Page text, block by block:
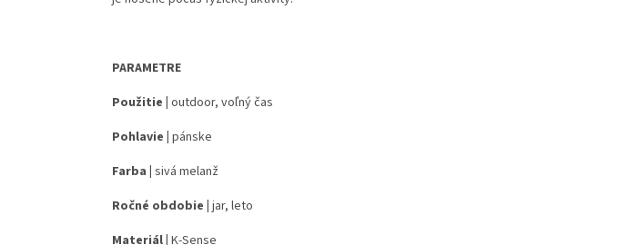
PARAMETRE
Použitie | outdoor, voľný čas
Pohlavie | pánske
Farba | sivá melanž
Ročné obdobie | jar, leto
Materiál | K-Sense